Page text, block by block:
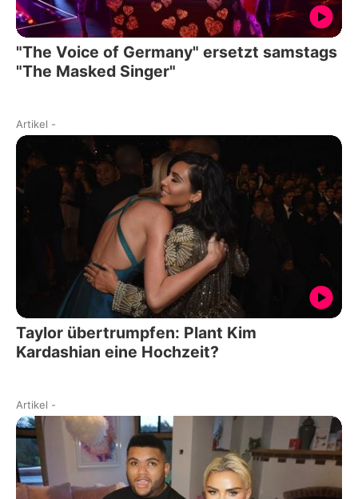
"The Voice of Germany" ersetzt samstags
"The Masked Singer"
Artikel -
Taylor übertrumpfen: Plant Kim
Kardashian eine Hochzeit?
Artikel -